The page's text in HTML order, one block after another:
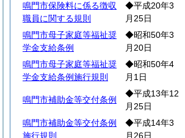
鳴門市保険料に係る徴収
職員に関する規則
◆平成20年3
月25日
鳴門市母子家庭等福祉奨
学金支給条例
◆昭和50年3
月20日
鳴門市母子家庭等福祉奨
学金支給条例施行規則
◆昭和50年4
月1日
鳴門市補助金等交付条例
◆平成13年12
月25日
鳴門市補助金等交付条例
施行規則
◆平成14年3
月26日